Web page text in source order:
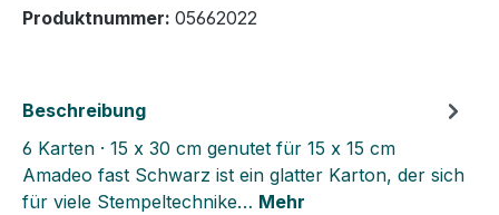
Produktnummer: 05662022
Beschreibung
6 Karten · 15 x 30 cm genutet für 15 x 15 cm
Amadeo fast Schwarz ist ein glatter Karton, der sich
für viele Stempeltechnike… Mehr